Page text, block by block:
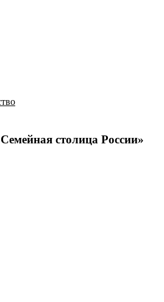
столица России»